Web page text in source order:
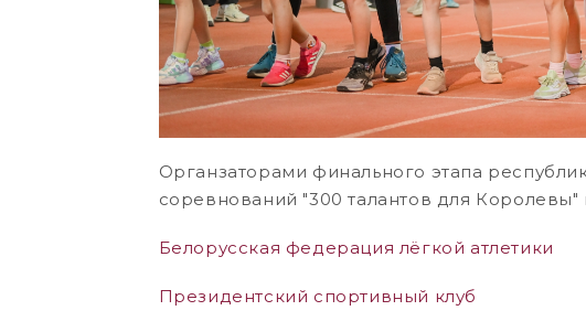
Органзаторами финального этапа
соревнований "300 талантов для Королевы"
Белорусская федерация лёгкой атлетики
Президентский спортивный клуб